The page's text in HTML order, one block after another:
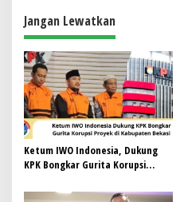
o
s
Jangan Lewatkan
Ketum IWO Indonesia, Dukung
KPK Bongkar Gurita Korupsi